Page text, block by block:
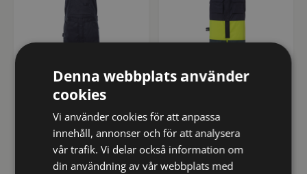
Flamestat hängslebyxa
stretch 2168 ATHF,
klass 1
Flamskyddad
hängslebyxa 1584
FLAM, klass 2
Denna webbplats använder
cookies
Vi använder cookies för att anpassa
innehåll, annonser och för att analysera
vår trafik. Vi delar också information om
din användning av vår webbplats med